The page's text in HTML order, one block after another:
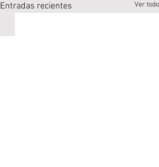
Entradas recientes Ver todo